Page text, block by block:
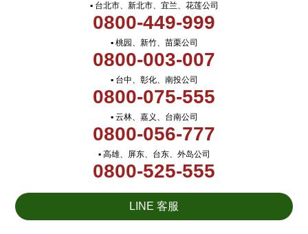
▪ 台北市、新北市、宜兰、花莲公司
0800-449-999
▪ 桃园、新竹、苗栗公司
0800-003-007
▪ 台中、彰化、南投公司
0800-075-555
▪ 云林、嘉义、台南公司
0800-056-777
▪ 高雄、屏东、台东、外岛公司
0800-525-555
LINE 客服